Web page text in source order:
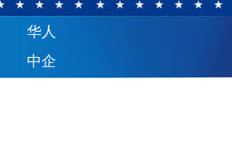
华人
中企